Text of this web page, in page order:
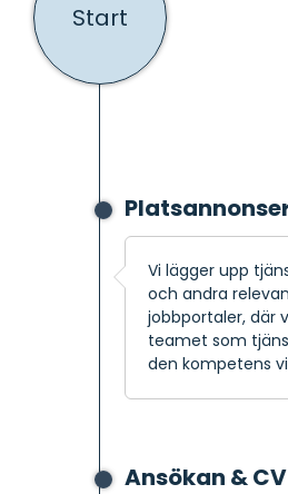
Start
Vi lägger upp
och andra
jobbportaler, där
teamet som
den kompetens
Ansökan & CV